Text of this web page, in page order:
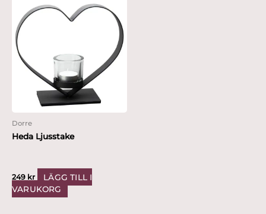
Dorre
Heda Ljusstake
249 kr
LÄGG TILL I
VARUKORG